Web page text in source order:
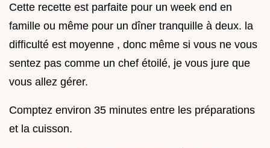
Cette recette est parfaite pour un week end en
famille ou même pour un dîner tranquille à deux. la
difficulté est moyenne , donc même si vous ne vous
sentez pas comme un chef étoilé, je vous jure que
vous allez gérer.
Comptez environ 35 minutes entre les préparations
et la cuisson.